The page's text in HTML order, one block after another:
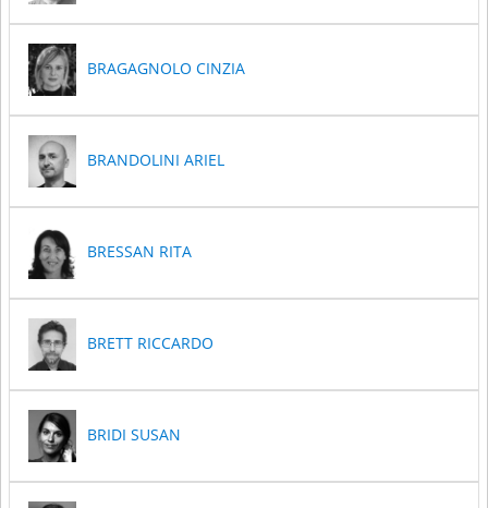
BRAGAGNOLO CINZIA
BRANDOLINI ARIEL
BRESSAN RITA
BRETT RICCARDO
BRIDI SUSAN